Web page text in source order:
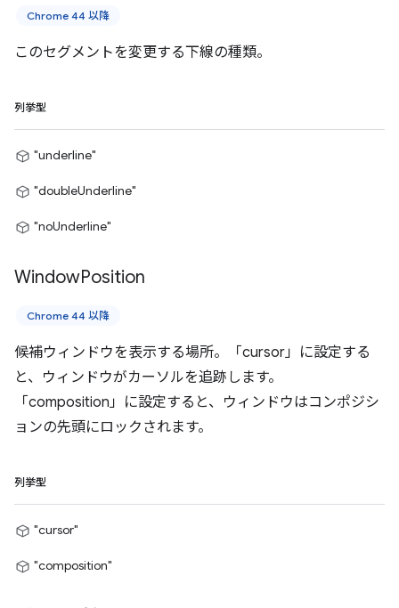
Chrome 44 以降
このセグメントを変更する下線の種類。
列挙型
"underline"
"doubleUnderline"
"noUnderline"
WindowPosition
Chrome 44 以降
候補ウィンドウを表示する場所。「cursor」に設定する
と、ウィンドウがカーソルを追跡します。
「composition」に設定すると、ウィンドウはコンポジシ
ョンの先頭にロックされます。
列挙型
"cursor"
"composition"